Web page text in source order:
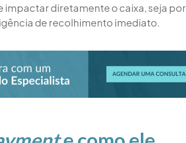
impactar diretamente o caixa, seja por
de recolhimento imediato.